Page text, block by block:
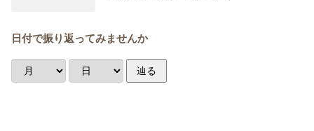
日付で振り返ってみませんか
辿る